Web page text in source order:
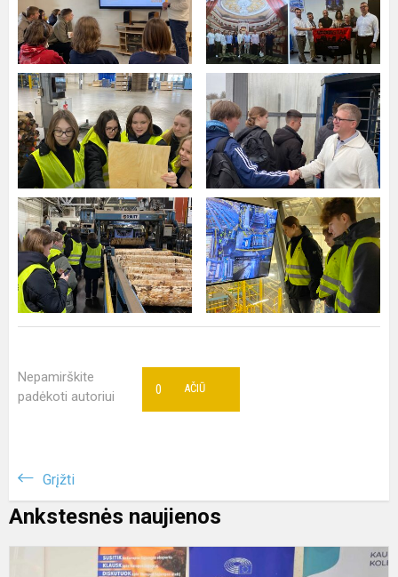
Nepamirškite
padėkoti autoriui
AČIŪ
0
Grįžti
Ankstesnės naujienos